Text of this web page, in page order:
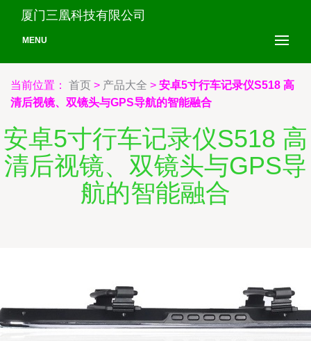
厦门三凰科技有限公司
MENU
当前位置： 首页 > 产品大全 > 安卓5寸行车记录仪S518 高
清后视镜、双镜头与GPS导航的智能融合
安卓5寸行车记录仪S518 高
清后视镜、双镜头与GPS导
航的智能融合